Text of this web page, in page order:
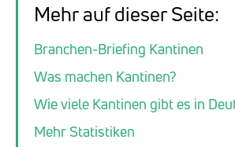
Mehr auf dieser Seite:
Branchen-Briefing Kantinen
Was machen Kantinen?
Wie viele Kantinen gibt es in
Mehr Statistiken